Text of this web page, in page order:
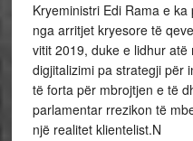
Kryeministri Edi Rama e
nga arritjet kryesore të
vitit 2019, duke e lidhur
digjitalizimi pa strategji për
të forta për mbrojtjen e të
parlamentar rrezikon të
një realitet klientelist.N